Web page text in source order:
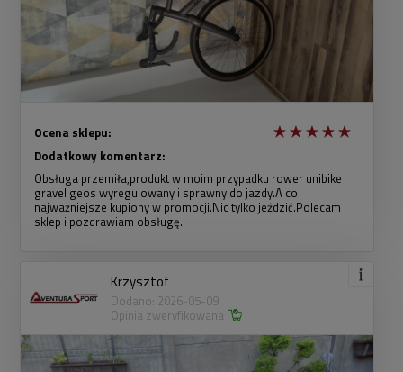
Ocena sklepu:
Dodatkowy komentarz:
Obsługa przemiła,produkt w moim przypadku rower unibike
gravel geos wyregulowany i sprawny do jazdy.A co
najważniejsze kupiony w promocji.Nic tylko jeździć.Polecam
sklep i pozdrawiam obsługę.
Krzysztof
Dodano: 2026-05-09
Opinia zweryfikowana